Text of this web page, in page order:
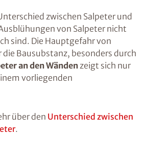
zwischen Salpeter und
von Salpeter nicht
sind. Die Hauptgefahr von
Bausubstanz, besonders durch
an den Wändenzeigt sich nur
vorliegenden
über den Unterschied zwischen
.